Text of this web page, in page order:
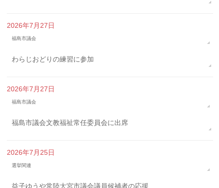
2026年7月27日
福島市議会
わらじおどりの練習に参加
2026年7月27日
福島市議会
福島市議会文教福祉常任委員会に出席
2026年7月25日
選挙関連
益子ゆうや常陸大宮市議会議員候補者の応援